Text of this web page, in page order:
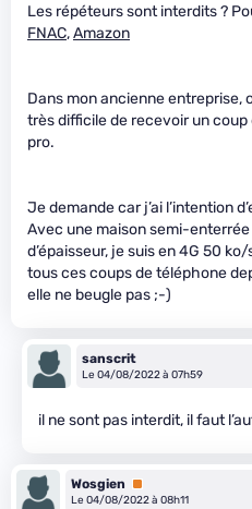
Les répéteurs sont interdits ?
FNAC,Amazon
Dans mon ancienne entreprise,
très difficile de recevoir un
pro.
Je demande car j’ai l’intention
Avec une maison semi-
d’épaisseur, je suis en 4G 50
tous ces coups de téléphone
elle ne beugle pas ;-)
sanscrit
Le 04/08/2022 à 07h59
il ne sont pas interdit, il faut
Wosgien
Premium
Le 04/08/2022 à 08h11